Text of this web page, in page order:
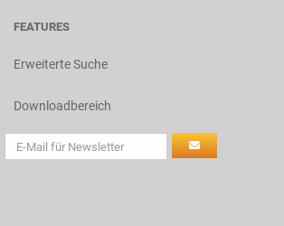
FEATURES
Erweiterte Suche
Downloadbereich